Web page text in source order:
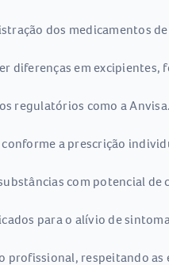
dos medicamentos
diferenças em excipientes,
regulatórios como a
a prescrição
com potencial de
para o alívio de
respeitando as